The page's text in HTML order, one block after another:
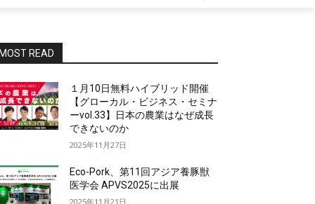
READ
１月10日無料ハイブリッド開催
【グローカル・ビジネス・セミナ
ーvol.33】日本の農業はなぜ成長
できないのか
2025年11月27日
Eco-Pork、第11回アジア養豚獣
医学会 APVS2025に出展
2025年11月21日